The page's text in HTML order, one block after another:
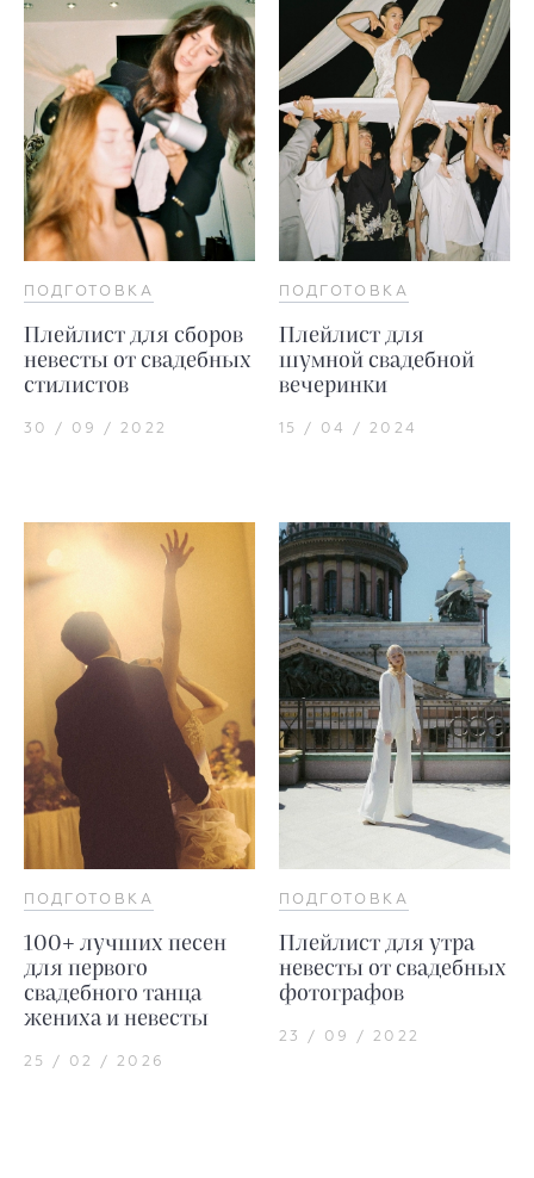
ПОДГОТОВКА
Плейлист для сборов
невесты от свадебных
стилистов
30 / 09 / 2022
ПОДГОТОВКА
Плейлист для
шумной свадебной
вечеринки
15 / 04 / 2024
ПОДГОТОВКА
100+ лучших песен
для первого
свадебного танца
жениха и невесты
25 / 02 / 2026
ПОДГОТОВКА
Плейлист для утра
невесты от свадебных
фотографов
23 / 09 / 2022